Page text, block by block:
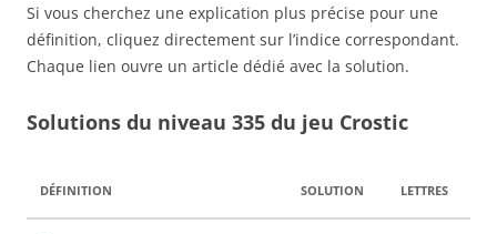
Si vous cherchez une explication plus précise pour une
définition, cliquez directement sur l’indice correspondant.
Chaque lien ouvre un article dédié avec la solution.
Solutions du niveau 335 du jeu Crostic
DÉFINITION SOLUTION LETTRES